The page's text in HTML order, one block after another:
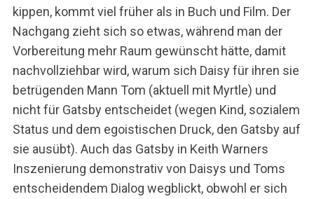
kippen, kommt viel früher als in Buch und Film. Der
Nachgang zieht sich so etwas, während man der
Vorbereitung mehr Raum gewünscht hätte, damit
nachvollziehbar wird, warum sich Daisy für ihren sie
betrügenden Mann Tom (aktuell mit Myrtle) und
nicht für Gatsby entscheidet (wegen Kind, sozialem
Status und dem egoistischen Druck, den Gatsby auf
sie ausübt). Auch das Gatsby in Keith Warners
Inszenierung demonstrativ von Daisys und Toms
entscheidendem Dialog wegblickt, obwohl er sich